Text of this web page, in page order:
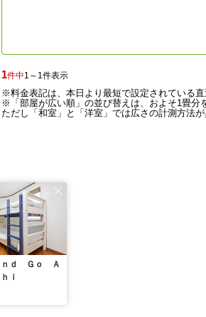
1件中1～1件表示
※料金表記は、本日より最短で設定されている
※「部屋が広い順」の並び替えは、およそ1畳分
ただし「和室」と「洋室」では広さの計測方法
ｎｄ Ｇｏ Ａ
ｉ